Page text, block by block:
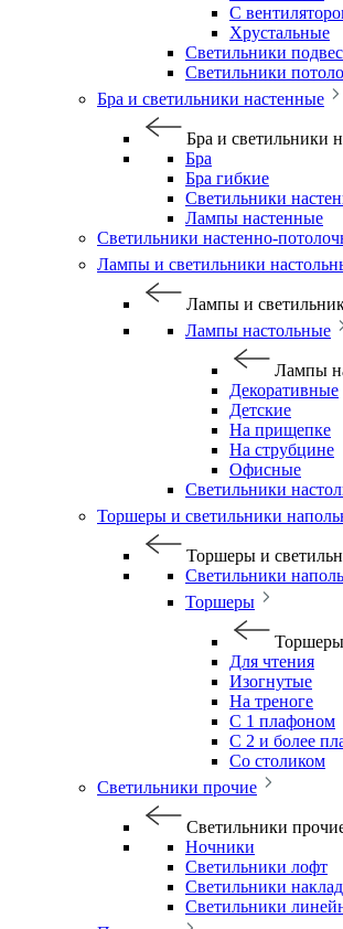
С
Хрустальные
Светильники
Светильники
Бра и светильники настенные
Бра и светильники
Бра
Бра гибкие
Светильники
Лампы настенные
Светильники настенно-
Лампы и светильники
Лампы и
Лампы настольные
Лампы
Декоративные
Детские
На прищепке
На струбцине
Офисные
Светильники
Торшеры и светильники
Торшеры и
Светильники
Торшеры
Торшеры
Для чтения
Изогнутые
На треноге
С 1 плафоном
С 2 и более
Со столиком
Светильники прочие
Светильники
Ночники
Светильники лофт
Светильники
Светильники